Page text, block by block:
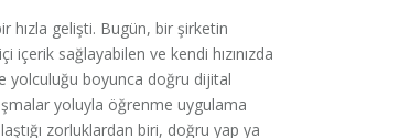
hızla gelişti. Bugün, bir şirketin
içerik sağlayabilen ve kendi hızınızda
yolculuğu boyunca doğru dijital
yoluyla öğrenme uygulama
zorluklardan biri, doğru yap ya